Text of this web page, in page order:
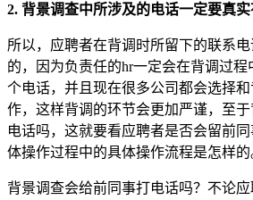
2. 背景调查中所涉及的电话一定要真实
所以，应聘者在背调时所留下的联系
的，因为负责任的hr一定会在背调过
个电话，并且现在很多公司都会选择
作，这样背调的环节会更加严谨，至
电话吗，这就要看应聘者是否会留前
体操作过程中的具体操作流程是怎样的
背景调查会给前同事打电话吗？不论